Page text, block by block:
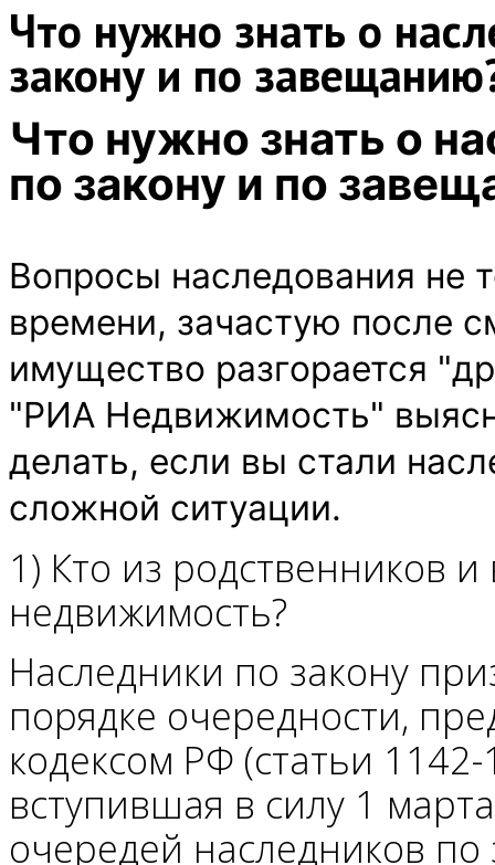
Что нужно знать о
закону и по
Что нужно знать о
по закону и по
Вопросы наследования не
времени, зачастую после
имущество разгорается
"РИА Недвижимость"
делать, если вы стали
сложной ситуации.
1) Кто из родственников
недвижимость?
Наследники по закону
порядке очередности,
кодексом РФ (статьи
вступившая в силу 1
очередей наследников